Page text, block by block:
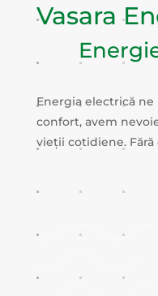
Vasara
Energia electrică ne
confort, avem
vieții cotidiene. Fără